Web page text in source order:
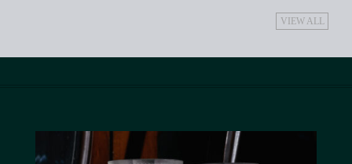
VIEW ALL